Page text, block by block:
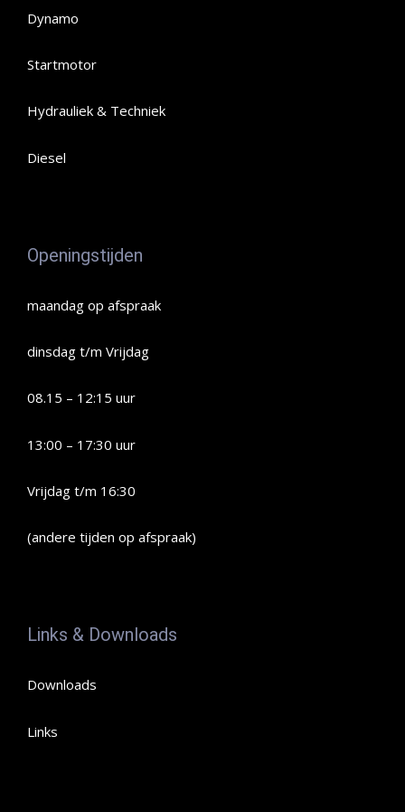
Dynamo
Startmotor
Hydrauliek & Techniek
Diesel
Openingstijden
maandag op afspraak
dinsdag t/m Vrijdag
08.15 – 12:15 uur
13:00 – 17:30 uur
Vrijdag t/m 16:30
(andere tijden op afspraak)
Links & Downloads
Downloads
Links